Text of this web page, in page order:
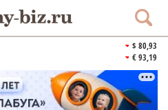
$ 80,93
€ 93,19